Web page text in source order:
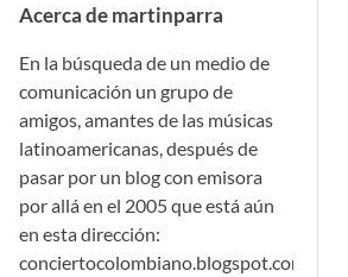
Acerca de martinparra
En la búsqueda de un medio de
comunicación un grupo de
amigos, amantes de las músicas
latinoamericanas, después de
pasar por un blog con emisora
por allá en el 2005 que está aún
en esta dirección:
conciertocolombiano.blogspot.com,